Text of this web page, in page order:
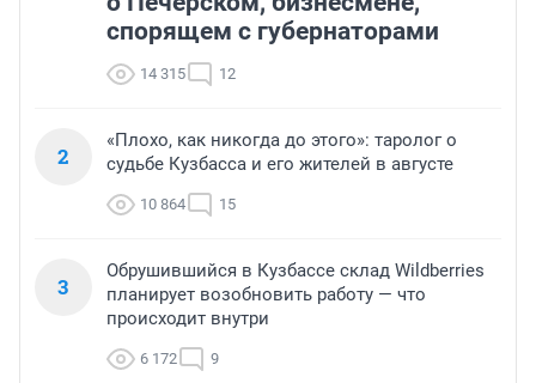
спорящем с губернаторами
14 315 12
2
«Плохо, как никогда до этого»: таролог о
судьбе Кузбасса и его жителей в августе
10 864 15
3
Обрушившийся в Кузбассе склад Wildberries
планирует возобновить работу — что
происходит внутри
6 172 9